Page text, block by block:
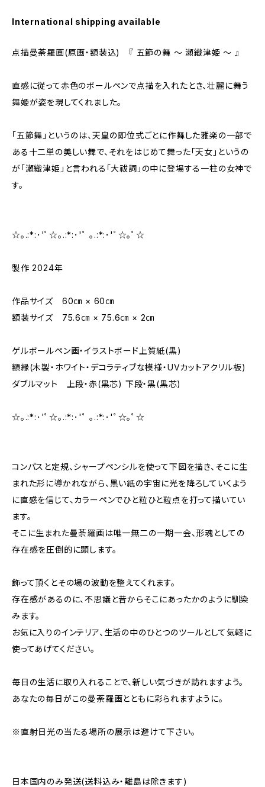
International shipping available
点描曼荼羅画(原画・額装込) 『 五節の舞 ～ 瀬織津姫 ～ 』
直感に従って赤色のボールペンで点描を入れたとき、壮麗に舞う
舞姫が姿を現してくれました。
「五節舞」というのは、天皇の即位式ごとに作舞した雅楽の一部で
ある十二単の美しい舞で、それをはじめて舞った「天女」というの
が「瀬織津姫」と言われる「大祓詞」の中に登場する一柱の女神で
す。
☆｡.:*:･'ﾟ☆｡.:*:･'ﾟ ｡.:*:･'ﾟ☆｡ﾟ☆
製作 2024年
作品サイズ 60㎝ × 60㎝
額装サイズ 75.6㎝ × 75.6㎝ × 2㎝
ゲルボールペン画・イラストボード上質紙(黒)
額縁(木製・ホワイト・デコラティブな模様・UVカットアクリル板)
ダブルマット 上段・赤(黒芯) 下段・黒(黒芯)
☆｡.:*:･'ﾟ☆｡.:*:･'ﾟ ｡.:*:･'ﾟ☆｡ﾟ☆
コンパスと定規、シャープペンシルを使って下図を描き、そこに生
まれた形に導かれながら、黒い紙の宇宙に光を降ろしていくよう
に直感を信じて、カラーペンでひと粒ひと粒点を打って描いてい
ます。
そこに生まれた曼荼羅画は唯一無二の一期一会、形魂としての
存在感を圧倒的に顕します。
飾って頂くとその場の波動を整えてくれます。
存在感があるのに、不思議と昔からそこにあったかのように馴染
みます。
お気に入りのインテリア、生活の中のひとつのツールとして気軽に
使ってあげてください。
毎日の生活に取り入れることで、新しい気づきが訪れますよう。
あなたの毎日がこの曼荼羅画とともに彩られますように。
※直射日光の当たる場所の展示は避けて下さい。
日本国内のみ発送(送料込み・離島は除きます)